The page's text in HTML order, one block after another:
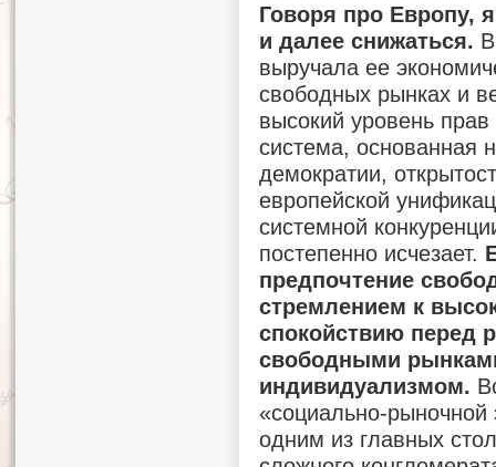
Говоря про Европу,
и далее снижаться.
выручала ее
свободных рынках и
высокий уровень
система, основанная
демократии,
европейской
системной
постепенно исчезает.
предпочтение
стремлением к
спокойствию перед
свободными
индивидуализмом.
«социально-рыночной
одним из главных